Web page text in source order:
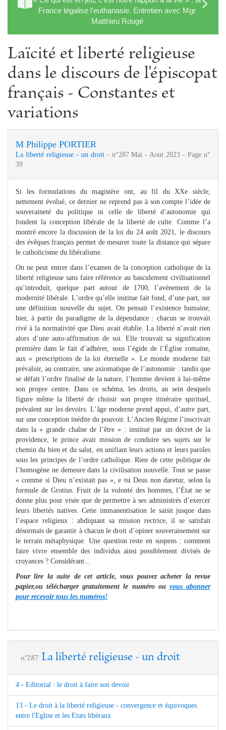
France légalise l'euthanasie. Entretien avec Mgr
Matthieu Rougé
Laïcité et liberté religieuse
dans le discours de l'épiscopat
français - Constantes et
variations
M Philippe PORTIER
La liberté religieuse - un droit - n°287 Mai - Aout 2023 - Page n°
39
Si les formulations du magistère ont, au fil du XXe siècle,
nettement évolué, ce dernier ne reprend pas à son compte l’idée de
souveraineté du politique ni celle de liberté d’autonomie qui
fondent la conception libérale de la liberté de culte. Comme l’a
montré encore la discussion de la loi du 24 août 2021, le discours
des évêques français permet de mesurer toute la distance qui sépare
le catholicisme du libéralisme.
On ne peut entrer dans l’examen de la conception catholique de la
liberté religieuse sans faire référence au basculement civilisationnel
qu’introduit, quelque part autour de 1700, l’avènement de la
modernité libérale. L’ordre qu’elle institue fait fond, d’une part, sur
une définition nouvelle du sujet. On pensait l’existence humaine,
hier, à partir du paradigme de la dépendance : chacun se trouvait
rivé à la normativité que Dieu avait établie. La liberté n’avait rien
alors d’une auto-affirmation de soi. Elle trouvait sa signification
première dans le fait d’adhérer, sous l’égide de l’Église romaine,
aux « prescriptions de la loi éternelle ». Le monde moderne fait
prévaloir, au contraire, une axiomatique de l’autonomie : tandis que
se défait l’ordre finalisé de la nature, l’homme devient à lui-même
son propre centre. Dans ce schéma, les droits, au sein desquels
figure même la liberté de choisir son propre itinéraire spirituel,
prévalent sur les devoirs. L’âge moderne prend appui, d’autre part,
sur une conception inédite du pouvoir. L’Ancien Régime l’inscrivait
dans la « grande chaîne de l’être » : institué par un décret de la
providence, le prince avait mission de conduire ses sujets sur le
chemin du bien et du salut, en unifiant leurs actions et leurs paroles
sous les principes de l’ordre catholique. Rien de cette politique de
l’homogène ne demeure dans la civilisation nouvelle. Tout se passe
« comme si Dieu n’existait pas », e tsi Deus non daretur, selon la
formule de Grotius. Fruit de la volonté des hommes, l’État ne se
donne plus pour visée que de permettre à ses administrés d’exercer
leurs libertés natives. Cette immanentisation le saisit jusque dans
l’espace religieux : abdiquant sa mission rectrice, il se satisfait
désormais de garantir à chacun le droit d’opiner souverainement sur
le terrain métaphysique. Une question reste en suspens : comment
faire vivre ensemble des individus ainsi possiblement divisés de
croyances ? Considérant...
Pour lire la suite de cet article, vous pouvez acheter la revue
papier,ou télécharger gratuitement le numéro ou vous abonner
pour recevoir tous les numéros!
n°287 La liberté religieuse - un droit
4 - Editorial : le droit à faire son devoir
13 - Le droit à la liberté religieuse - convergence et équivoques
entre l'Eglise et les Etats libéraux.